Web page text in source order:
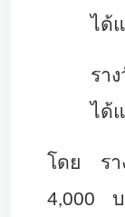
ได้
รา
ได้
โดย รา
4,000 บ